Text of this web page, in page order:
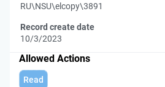
RU\NSU\elcopy\3891
Record create date
10/3/2023
Allowed Actions
Read